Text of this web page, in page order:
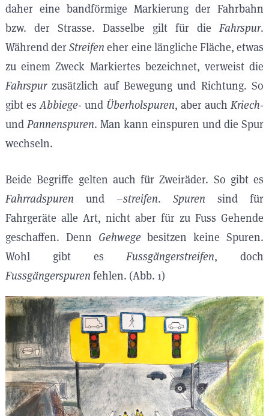
daher eine bandförmige Markierung der Fahrbahn
bzw. der Strasse. Dasselbe gilt für die Fahrspur.
Während derStreifen eher eine längliche Fläche, etwas
zu einem Zweck Markiertes bezeichnet, verweist die
Fahrspurzusätzlich auf Bewegung und Richtung. So
gibt esAbbiege- und Überholspuren, aber auch Kriech-
und Pannenspuren. Man kann einspuren und die Spur
wechseln.
Beide Begriffe gelten auch für Zweiräder. So gibt es
Fahrradspuren und –streifen. Spuren sind für
Fahrgeräte alle Art, nicht aber für zu Fuss Gehende
geschaffen. Denn Gehwegebesitzen keine Spuren.
Wohl gibt esFussgängerstreifen, doch
Fussgängerspuren fehlen. (Abb. 1)